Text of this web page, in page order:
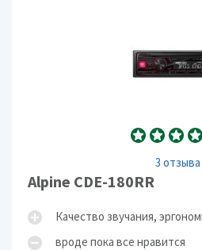
3 отзыва
Alpine CDE-180RR
Качество звучания,
вроде пока все нравится